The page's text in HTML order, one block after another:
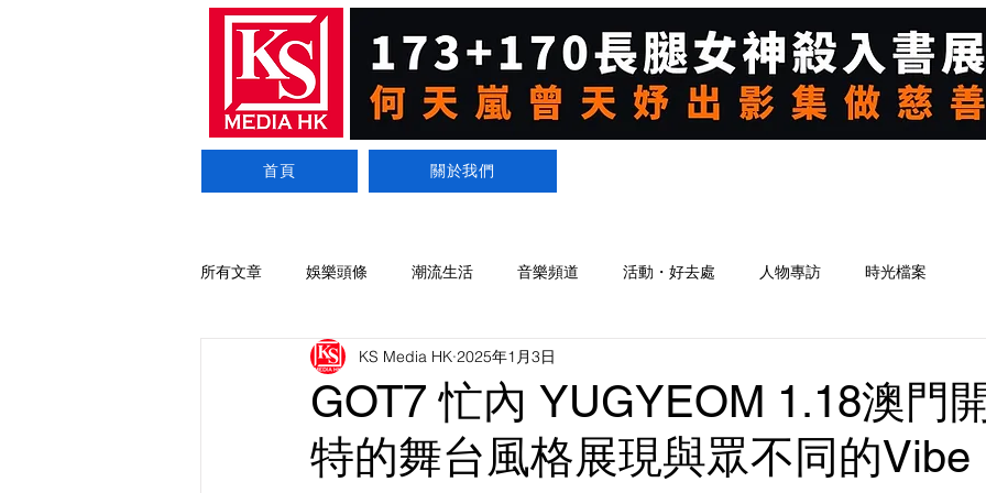
首頁 關於我們
所有文章 娛樂頭條 潮流生活 音樂頻道 活動・好去處 人物專訪 時光檔案
GOT7 忙內 YUGYEOM 1.18澳門
特的舞台風格展現與眾不同的Vibe
KS Media HK 2025年1月3日